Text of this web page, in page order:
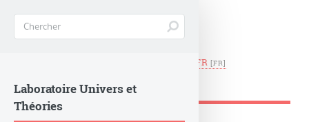
Observatoire de Paris
FR
Langues du site
Laboratoire Univers et
Théories